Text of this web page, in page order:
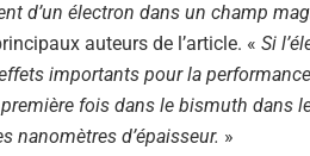
d’un électron dans un champ
auteurs de l’article. « Si
importants pour la
fois dans le bismuth dans
nanomètres d’épaisseur. »